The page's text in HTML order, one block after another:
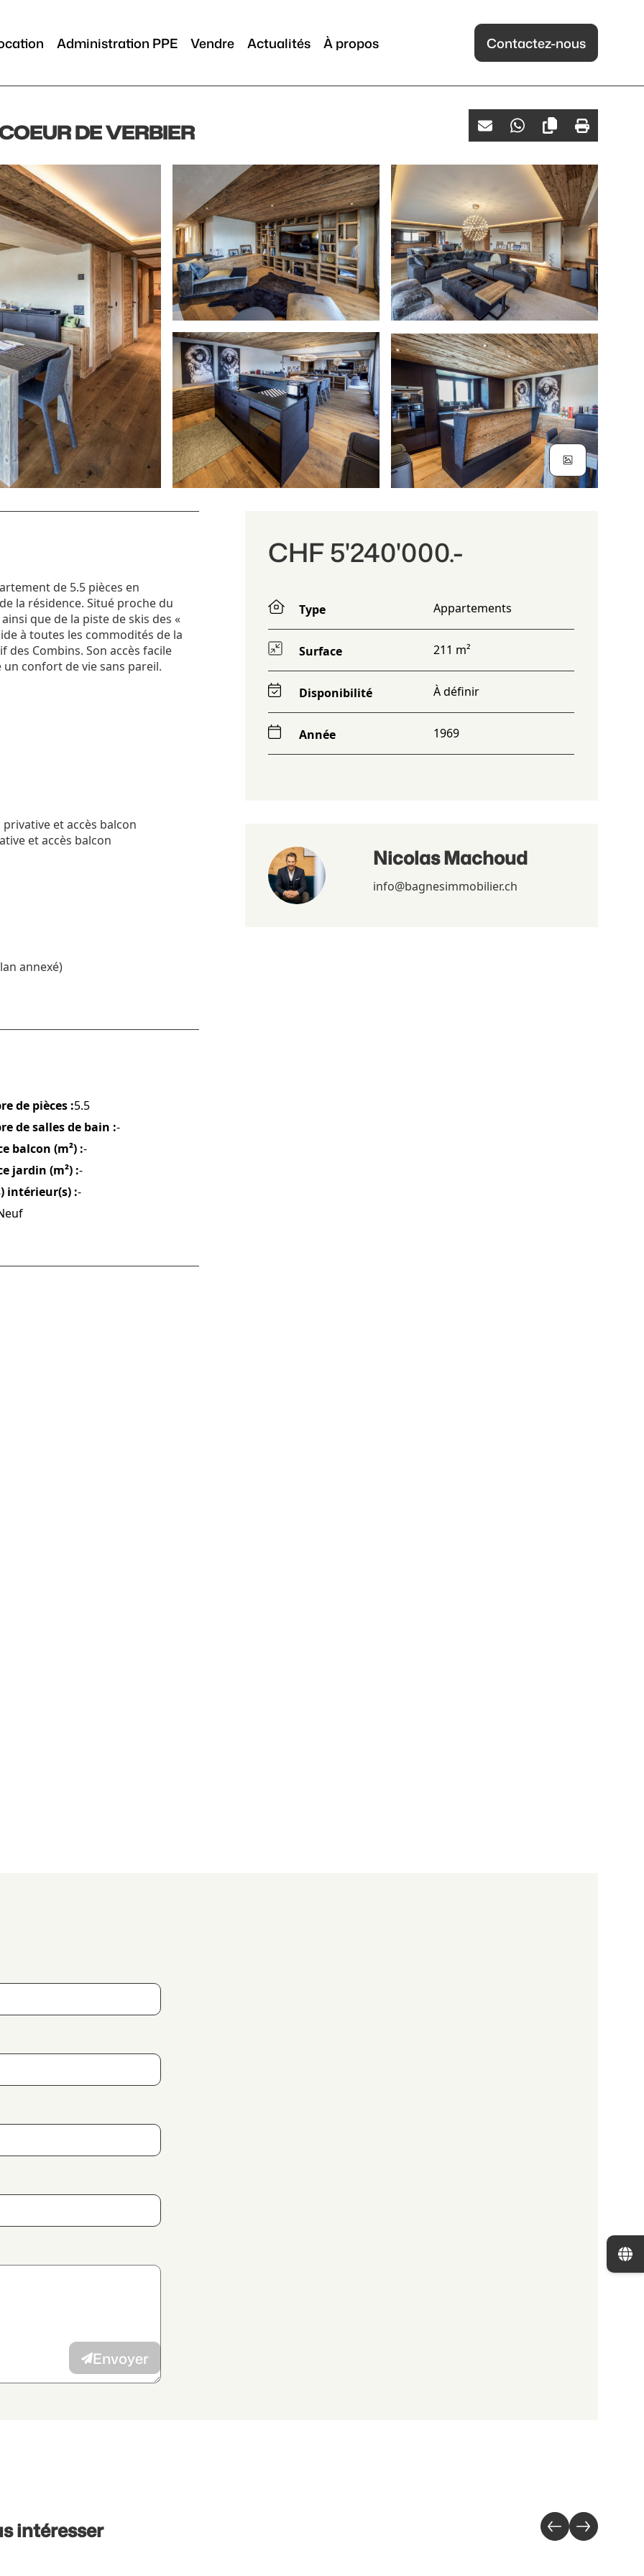
Administration PPE Vendre Actualités À propos Contactez-nous
DE VERBIER
de 5.5 pièces en
la résidence. Situé proche du
que de la piste de skis des «
à toutes les commodités de la
Combins. Son accès facile
confort de vie sans pareil.
et accès balcon
et accès balcon
annexé)
de pièces :5.5
de salles de bain :-
balcon (m²) :-
jardin (m²) :-
intérieur(s) :-
CHF 5'240'000.-
Type Appartements
Surface 211 m²
Disponibilité À définir
Année 1969
Nicolas Machoud
info@bagnesimmobilier.ch
Envoyer
intéresser